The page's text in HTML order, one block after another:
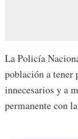
La Policía
población a tener
innecesarios y a
permanente con